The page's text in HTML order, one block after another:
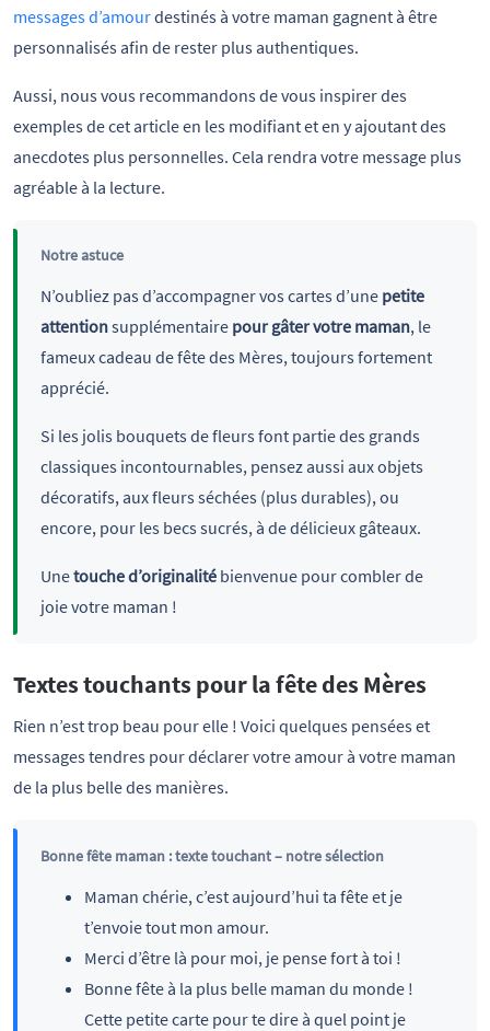
messages d’amourdestinés à votre maman gagnent à être
personnalisés afin de rester plus authentiques.
Aussi, nous vous recommandons de vous inspirer des
exemples de cet article en les modifiant et en y ajoutant des
anecdotes plus personnelles. Cela rendra votre message plus
agréable à la lecture.
Notre astuce
N’oubliez pas d’accompagner vos cartes d’une petite
attentionsupplémentaire pour gâter votre maman, le
fameux cadeau de fête des Mères, toujours fortement
apprécié.
Si les jolis bouquets de fleurs font partie des grands
classiques incontournables, pensez aussi aux objets
décoratifs, aux fleurs séchées (plus durables), ou
encore, pour les becs sucrés, à de délicieux gâteaux.
Unetouche d’originalitébienvenue pour combler de
joie votre maman !
Textes touchants pour la fête des Mères
Rien n’est trop beau pour elle ! Voici quelques pensées et
messages tendres pour déclarer votre amour à votre maman
de la plus belle des manières.
Bonne fête maman : texte touchant – notre sélection
Maman chérie, c’est aujourd’hui ta fête et je
t’envoie tout mon amour.
Merci d’être là pour moi, je pense fort à toi !
Bonne fête à la plus belle maman du monde !
Cette petite carte pour te dire à quel point je